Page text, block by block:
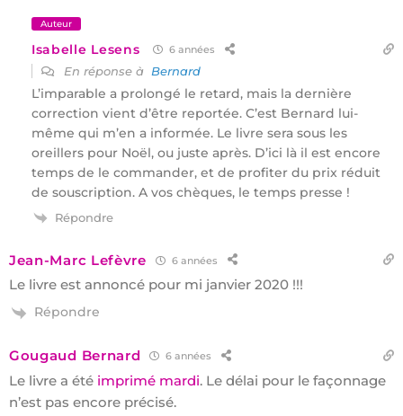
Auteur
Isabelle Lesens 6 années
En réponse à Bernard
L’imparable a prolongé le retard, mais la dernière
correction vient d’être reportée. C’est Bernard lui-
même qui m’en a informée. Le livre sera sous les
oreillers pour Noël, ou juste après. D’ici là il est encore
temps de le commander, et de profiter du prix réduit
de souscription. A vos chèques, le temps presse !
Répondre
Jean-Marc Lefèvre 6 années
Le livre est annoncé pour mi janvier 2020 !!!
Répondre
Gougaud Bernard 6 années
Le livre a été imprimé mardi. Le délai pour le façonnage
n’est pas encore précisé.